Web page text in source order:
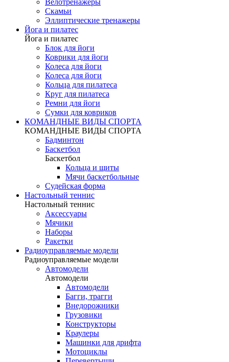
Велотренажеры
Скамьи
Эллиптические тренажеры
Йога и пилатес
Йога и пилатес
Блок для йоги
Коврики для йоги
Колеса для йоги
Колеса для йоги
Кольца для пилатеса
Круг для пилатеса
Ремни для йоги
Сумки для ковриков
КОМАНДНЫЕ ВИДЫ СПОРТА
КОМАНДНЫЕ ВИДЫ СПОРТА
Бадминтон
Баскетбол
Баскетбол
Кольца и щиты
Мячи баскетбольные
Судейская форма
Настольный теннис
Настольный теннис
Аксессуары
Мячики
Наборы
Ракетки
Радиоуправляемые модели
Радиоуправляемые модели
Автомодели
Автомодели
Автомодели
Багги, трагги
Внедорожники
Грузовики
Конструкторы
Краулеры
Машинки для дрифта
Мотоциклы